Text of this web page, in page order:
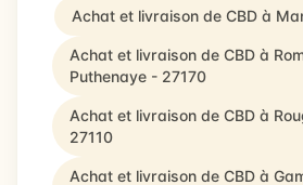
Achat et livraison de CBD à
Achat et livraison de CBD à
Puthenaye - 27170
Achat et livraison de CBD à
27110
Achat et livraison de CBD à